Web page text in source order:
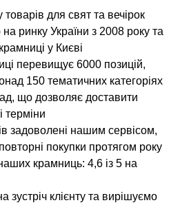
для свят та вечірок
ринку України з 2008 року та
у Києві
перевищує 6000 позицій,
150 тематичних категоріях
що дозволяє доставити
терміни
задоволені нашим сервісом,
покупки протягом року
крамниць: 4,6 із 5 на
клієнту та вирішуємо